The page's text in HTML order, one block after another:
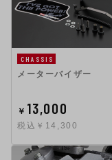
CHASSIS
メーターバイザー
￥ 13,000
税込￥14,300